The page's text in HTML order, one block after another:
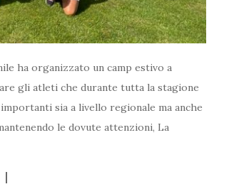
ha organizzato un camp estivo a
gli atleti che durante tutta la stagione
sia a livello regionale ma anche
le dovute attenzioni, La